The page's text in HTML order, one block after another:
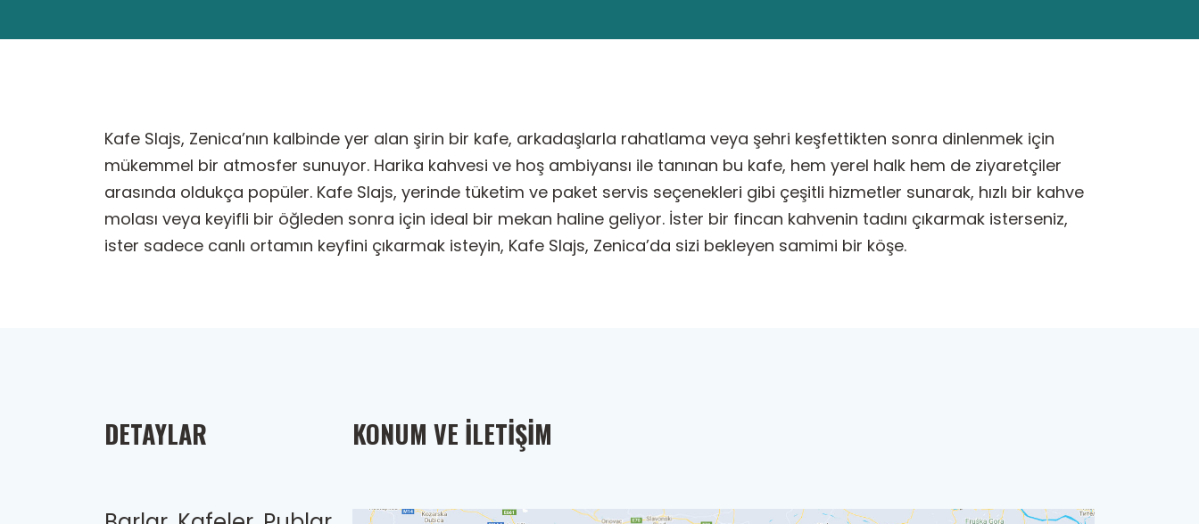
Kafe Slajs, Zenica’nın kalbinde yer alan şirin bir kafe, arkadaşlarla rahatlama veya şehri keşfettikten sonra dinlenmek için
mükemmel bir atmosfer sunuyor. Harika kahvesi ve hoş ambiyansı ile tanınan bu kafe, hem yerel halk hem de ziyaretçiler
arasında oldukça popüler. Kafe Slajs, yerinde tüketim ve paket servis seçenekleri gibi çeşitli hizmetler sunarak, hızlı bir kahve
molası veya keyifli bir öğleden sonra için ideal bir mekan haline geliyor. İster bir fincan kahvenin tadını çıkarmak isterseniz,
ister sadece canlı ortamın keyfini çıkarmak isteyin, Kafe Slajs, Zenica’da sizi bekleyen samimi bir köşe.
DETAYLAR KONUM VE İLETIŞIM